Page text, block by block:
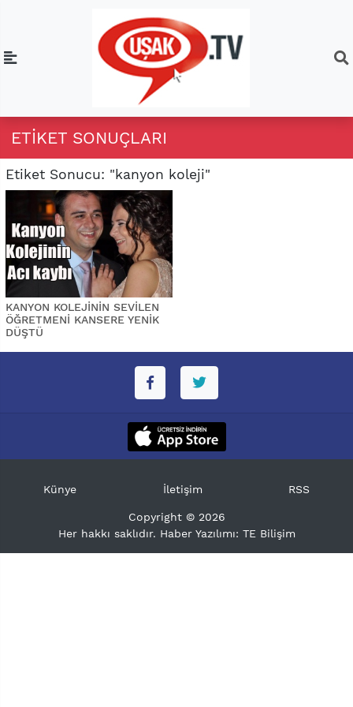
ETIKET SONUÇLARI
Etiket Sonucu: "kanyon koleji"
KANYON KOLEJİNİN SEVİLEN
ÖĞRETMENİ KANSERE YENİK
DÜŞTÜ
Künye İletişim RSS
Copyright © 2026
Her hakkı saklıdır. Haber Yazılımı: TE Bilişim